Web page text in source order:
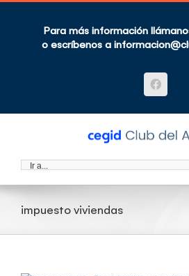
Saltar
contenidoPara más información
o escríbenos a
Ir a...
impuesto viviendas